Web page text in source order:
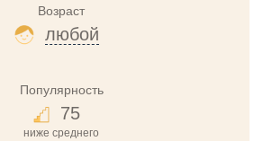
Возраст
любой
Популярность
75
ниже среднего